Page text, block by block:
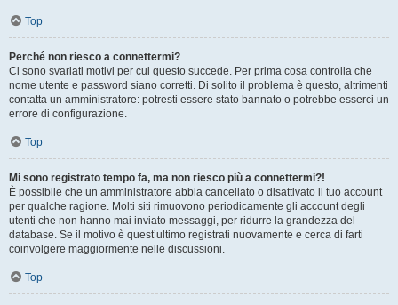
Top
Perché non riesco a connettermi?
Ci sono svariati motivi per cui questo succede. Per prima cosa controlla che
nome utente e password siano corretti. Di solito il problema è questo, altrimenti
contatta un amministratore: potresti essere stato bannato o potrebbe esserci un
errore di configurazione.
Top
Mi sono registrato tempo fa, ma non riesco più a connettermi?!
È possibile che un amministratore abbia cancellato o disattivato il tuo account
per qualche ragione. Molti siti rimuovono periodicamente gli account degli
utenti che non hanno mai inviato messaggi, per ridurre la grandezza del
database. Se il motivo è quest’ultimo registrati nuovamente e cerca di farti
coinvolgere maggiormente nelle discussioni.
Top